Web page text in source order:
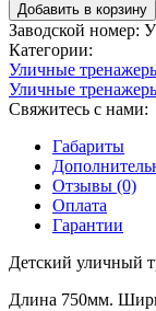
Детский
уличный
тренажер
твистер
УТД005
Добавить в корзину
Заводской номер:
Категории:
Уличные
Уличные
Свяжитесь с нами:
Габариты
Отзывы (0)
Оплата
Гарантии
Детский уличный
Длина 750мм.